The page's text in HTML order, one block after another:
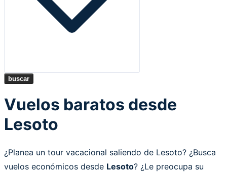
buscar
Vuelos baratos desde
Lesoto
¿Planea un tour vacacional saliendo de Lesoto? ¿Busca
vuelos económicos desde Lesoto? ¿Le preocupa su